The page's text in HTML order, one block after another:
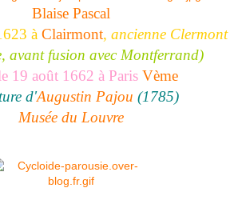
Blaise Pascal
à Clairmont, ancienne Clermont
avant fusion avec Montferrand)
19 août 1662 à Paris Vème
d'Augustin Pajou (1785)
Musée du Louvre